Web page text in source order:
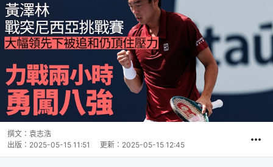
撰文： 袁志浩
出版： 2025-05-15 11:51 更新： 2025-05-15 12:45